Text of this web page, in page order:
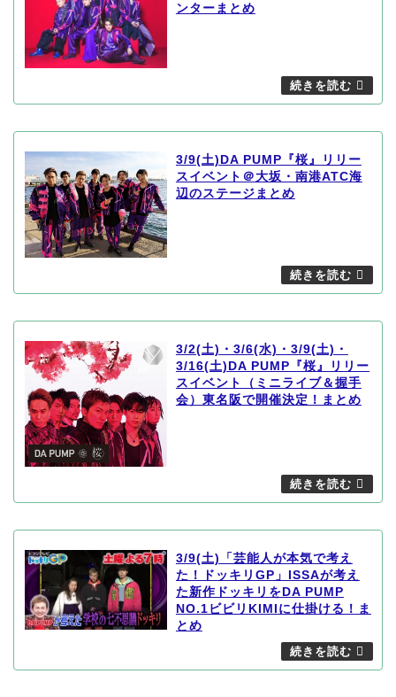
ンターまとめ
3/9(土)DA PUMP『桜』リリー
スイベント＠大坂・南港ATC海
辺のステージまとめ
3/2(土)・3/6(水)・3/9(土)・
3/16(土)DA PUMP『桜』リリー
スイベント（ミニライブ＆握手
会）東名阪で開催決定！まとめ
3/9(土)「芸能人が本気で考え
た！ドッキリGP」ISSAが考え
た新作ドッキリをDA PUMP
NO.1ビビリKIMIに仕掛ける！ま
とめ